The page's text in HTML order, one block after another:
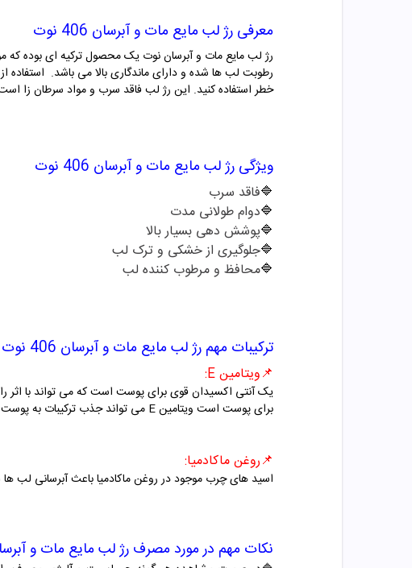
معرفی رژ لب مایع مات و آبرسان 406 نوت
رطوبت لب ها شده و دارای ماندگاری بالا می باشد.
خطر استفاده کنید. این رژ لب فاقد سرب و مواد سرطان زا
ویژگی رژ لب مایع مات و آبرسان 406 نوت
🔷فاقد سرب
🔷دوام طولانی مدت
🔷پوشش دهی بسیار بالا
🔷جلوگیری از خشکی و ترک لب
🔷محافظ و مرطوب کننده لب
ترکیبات مهم رژ لب مایع مات و آبرسان 406 نوت
📌ویتامینE
:
یک آنتی اکسیدان قوی برای پوست است که می تواند با اثر
برای پوست است ویتامینE می تواند جذب ترکیبات به
📌روغن ماکادمیا:
اسید های چرب موجود در روغن ماکادمیا باعث آبرسانی
نکات مهم در مورد مصرف رژ لب مایع مات و